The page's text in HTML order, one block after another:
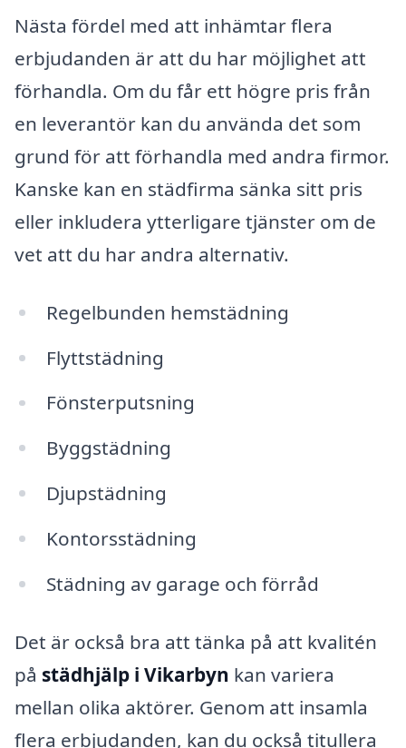
Nästa fördel med att inhämtar flera
erbjudanden är att du har möjlighet att
förhandla. Om du får ett högre pris från
en leverantör kan du använda det som
grund för att förhandla med andra firmor.
Kanske kan en städfirma sänka sitt pris
eller inkludera ytterligare tjänster om de
vet att du har andra alternativ.
Regelbunden hemstädning
Flyttstädning
Fönsterputsning
Byggstädning
Djupstädning
Kontorsstädning
Städning av garage och förråd
Det är också bra att tänka på att kvalitén
på städhjälp i Vikarbyn kan variera
mellan olika aktörer. Genom att insamla
flera erbjudanden, kan du också titullera